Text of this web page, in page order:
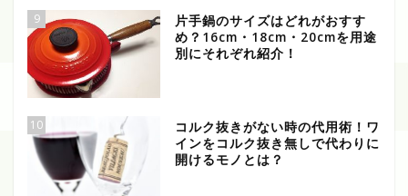
9
片手鍋のサイズはどれがおすす
め？16cm・18cm・20cmを用途
別にそれぞれ紹介！
10
コルク抜きがない時の代用術！ワ
インをコルク抜き無しで代わりに
開けるモノとは？